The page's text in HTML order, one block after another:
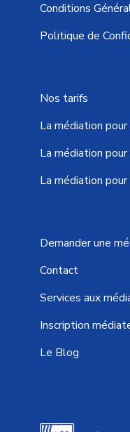
Conditions
Politique de
Nos tarifs
La médiation
La médiation
La médiation
Demander une
Contact
Services aux
Inscription
Le Blog